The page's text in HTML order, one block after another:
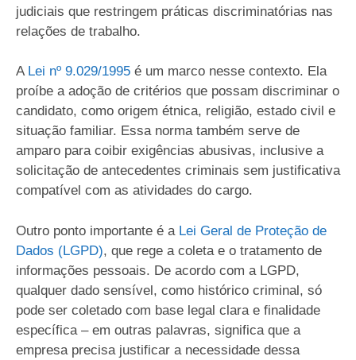
judiciais que restringem práticas discriminatórias nas
relações de trabalho.
A Lei nº 9.029/1995 é um marco nesse contexto. Ela
proíbe a adoção de critérios que possam discriminar o
candidato, como origem étnica, religião, estado civil e
situação familiar. Essa norma também serve de
amparo para coibir exigências abusivas, inclusive a
solicitação de antecedentes criminais sem justificativa
compatível com as atividades do cargo.
Outro ponto importante é a Lei Geral de Proteção de
Dados (LGPD), que rege a coleta e o tratamento de
informações pessoais. De acordo com a LGPD,
qualquer dado sensível, como histórico criminal, só
pode ser coletado com base legal clara e finalidade
específica – em outras palavras, significa que a
empresa precisa justificar a necessidade dessa